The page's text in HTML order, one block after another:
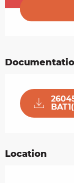
Location